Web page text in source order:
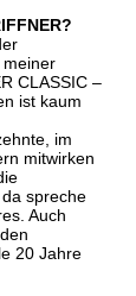
meiner
CLASSIC –
ist kaum
im
mitwirken
spreche
Auch
20 Jahre